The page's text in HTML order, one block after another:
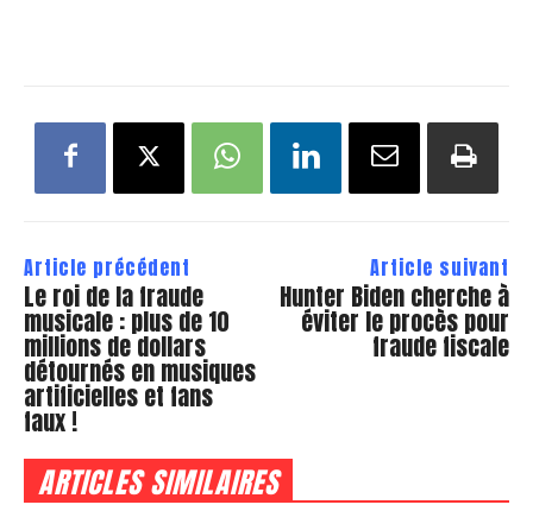
Article précédent
Le roi de la fraude
musicale : plus de 10
millions de dollars
détournés en musiques
artificielles et fans
faux !
Article suivant
Hunter Biden cherche à
éviter le procès pour
fraude fiscale
ARTICLES SIMILAIRES